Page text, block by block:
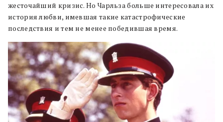
жесточайший кризис. Но Чарльза больше интересовала их
история любви, имевшая такие катастрофические
последствия и тем не менее победившая время.